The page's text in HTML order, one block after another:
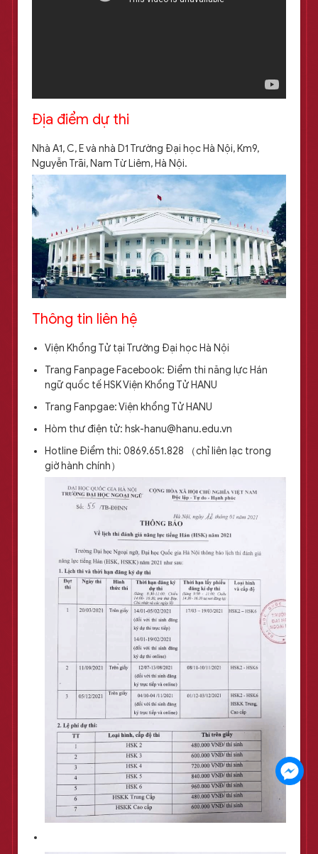
Địa điểm dự thi
Nhà A1, C, E và nhà D1 Trường Đại học Hà Nội, Km9,
Nguyễn Trãi, Nam Từ Liêm, Hà Nội.
Thông tin liên hệ
Viện Khổng Tử tại Trường Đại học Hà Nội
Trang Fanpage Facebook: Điểm thi năng lực Hán
ngữ quốc tế HSK Viện Khổng Tử HANU
Trang Fanpgae: Viện khổng Tử HANU
Hòm thư điện tử: hsk-hanu@hanu.edu.vn
Hotline Điểm thi: 0869.651.828 （chỉ liên lạc trong
giờ hành chính）